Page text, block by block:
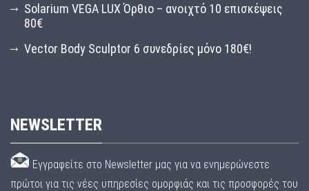
Solarium VEGA LUX Όρθιο – ανοιχτό 10 επισκέψεις
80€
Vector Body Sculptor 6 συνεδρίες μόνο 180€!
NEWSLETTER
Εγγραφείτε στο Newsletter μας για να ενημερώνεστε
πρώτοι για τις νέες υπηρεσίες ομορφιάς και τις προσφορές του